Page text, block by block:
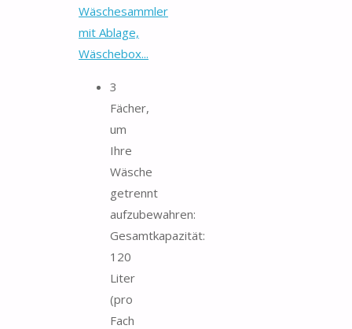
Wäschesammler
mit Ablage,
Wäschebox...
3
Fächer,
um
Ihre
Wäsche
getrennt
aufzubewahren:
Gesamtkapazität:
120
Liter
(pro
Fach